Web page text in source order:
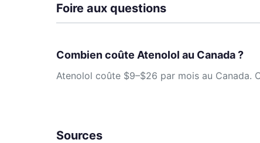
Foire aux questions
Combien coûte Atenolol au Canada ?
Atenolol coûte $9–$26 par mois au
Sources